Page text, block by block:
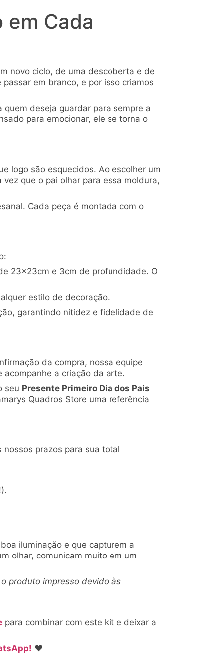
em Cada
novo ciclo, de uma descoberta e de
em branco, e por isso criamos
quem deseja guardar para sempre a
para emocionar, ele se torna o
logo são esquecidos. Ao escolher um
que o pai olhar para essa moldura,
Cada peça é montada com o
23x23cm e 3cm de profundidade. O
estilo de decoração.
garantindo nitidez e fidelidade de
da compra, nossa equipe
acompanhe a criação da arte.
seu Presente Primeiro Dia dos Pais
Quadros Store uma referência
nossos prazos para sua total
iluminação e que capturem a
olhar, comunicam muito em um
produto impresso devido às
para combinar com este kit e deixar a
♥